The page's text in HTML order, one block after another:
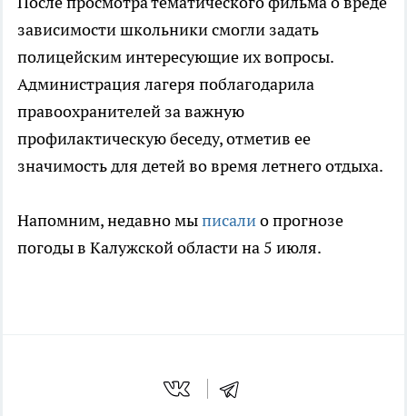
зависимости школьники смогли задать
полицейским интересующие их вопросы.
Администрация лагеря поблагодарила
правоохранителей за важную
профилактическую беседу, отметив ее
значимость для детей во время летнего отдыха.
Напомним, недавно мыписалио прогнозе
погоды в Калужской области на 5 июля.